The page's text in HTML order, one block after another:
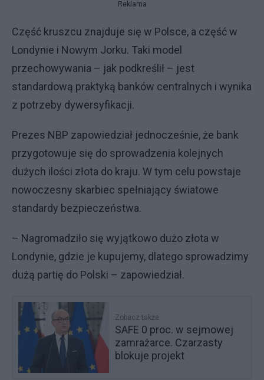
Reklama
Część kruszcu znajduje się w Polsce, a część w
Londynie i Nowym Jorku. Taki model
przechowywania – jak podkreślił – jest
standardową praktyką banków centralnych i wynika
z potrzeby dywersyfikacji.
Prezes NBP zapowiedział jednocześnie, że bank
przygotowuje się do sprowadzenia kolejnych
dużych ilości złota do kraju. W tym celu powstaje
nowoczesny skarbiec spełniający światowe
standardy bezpieczeństwa.
– Nagromadziło się wyjątkowo dużo złota w
Londynie, gdzie je kupujemy, dlatego sprowadzimy
dużą partię do Polski – zapowiedział.
Zobacz także
SAFE 0 proc. w sejmowej
zamrażarce. Czarzasty
blokuje projekt